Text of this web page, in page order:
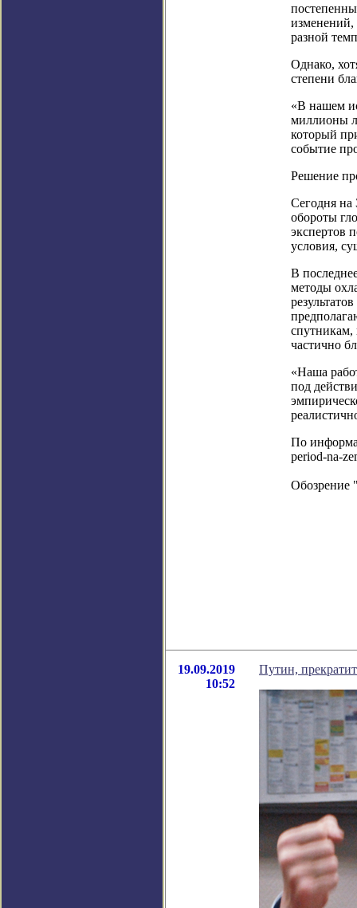
разной
Однако,
степени
«В нашем
миллионы
который
событие
Решение
Сегодня на
обороты
экспертов
условия,
В
методы
спутникам,
частично
«Наша
под
По
period-na-
Обозрение
19.09.2019
10:52
Путин,